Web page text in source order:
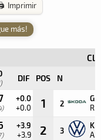
Imprimir
más!
DIF POS N
+0.0
+0.0 1 2
G.
R.
+3.9
+3.9 2 3
K.
A.